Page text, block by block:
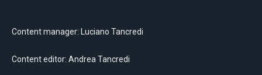
Content manager: Luciano Tancredi
Content editor: Andrea Tancredi